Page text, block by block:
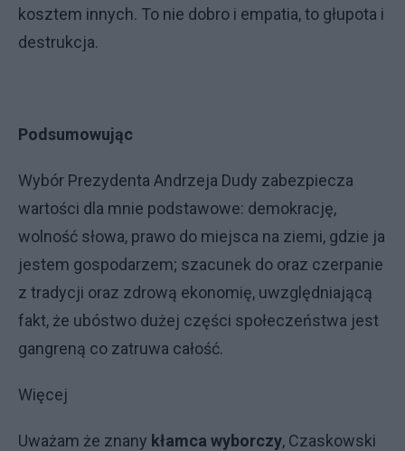
kosztem innych. To nie dobro i empatia, to głupota i
destrukcja.
Podsumowując
Wybór Prezydenta Andrzeja Dudy zabezpiecza
wartości dla mnie podstawowe: demokrację,
wolność słowa, prawo do miejsca na ziemi, gdzie ja
jestem gospodarzem; szacunek do oraz czerpanie
z tradycji oraz zdrową ekonomię, uwzględniającą
fakt, że ubóstwo dużej części społeczeństwa jest
gangreną co zatruwa całość.
Więcej
Uważam że znany kłamca wyborczy, Czaskowski